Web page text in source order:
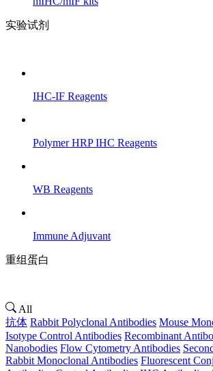
实验试剂
IHC-IF Reagents
Polymer HRP IHC Reagents
WB Reagents
Immune Adjuvant
重组蛋白
All
抗体 Rabbit Polyclonal Antibodies Mouse
Isotype Control Antibodies Recombinant
Nanobodies Flow Cytometry Antibodies
Rabbit Monoclonal Antibodies Fluorescent